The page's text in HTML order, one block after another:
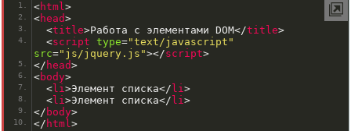
<html>
<head>
<title>Работа с элементами DOM</title>
<script type="text/javascript"
src="js/jquery.js"></script>
</ head>
<body>
< li>Элемент списка</ li>
< li>Элемент списка</ li>
</ body>
</ html>